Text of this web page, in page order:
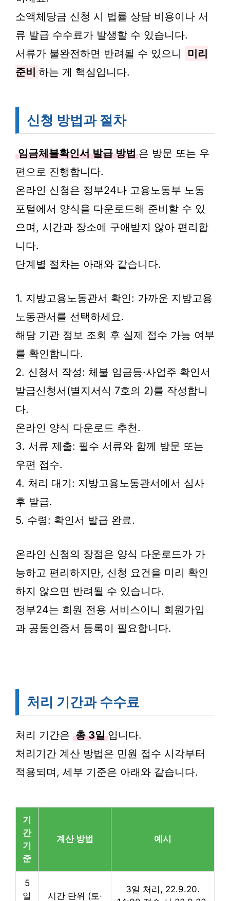
소액체당금 신청 시 법률 상담 비용이나 서
류 발급 수수료가 발생할 수 있습니다.
서류가 불완전하면 반려될 수 있으니
미리
준비 하는 게 핵심입니다.
신청 방법과 절차
임금체불확인서 발급 방법 은 방문 또는 우
편으로 진행합니다.
온라인 신청은 정부24나 고용노동부 노동
포털에서 양식을 다운로드해 준비할 수 있
으며, 시간과 장소에 구애받지 않아 편리합
니다.
단계별 절차는 아래와 같습니다.
1. 지방고용노동관서 확인: 가까운 지방고용
노동관서를 선택하세요.
해당 기관 정보 조회 후 실제 접수 가능 여부
를 확인합니다.
2. 신청서 작성: 체불 임금등·사업주 확인서
발급신청서(별지서식 7호의 2)를 작성합니
다.
온라인 양식 다운로드 추천.
3. 서류 제출: 필수 서류와 함께 방문 또는
우편 접수.
4. 처리 대기: 지방고용노동관서에서 심사
후 발급.
5. 수령: 확인서 발급 완료.
온라인 신청의 장점은 양식 다운로드가 가
능하고 편리하지만, 신청 요건을 미리 확인
하지 않으면 반려될 수 있습니다.
정부24는 회원 전용 서비스이니 회원가입
과 공동인증서 등록이 필요합니다.
처리 기간과 수수료
처리 기간은 총 3일 입니다.
처리기간 계산 방법은 민원 접수 시각부터
적용되며, 세부 기준은 아래와 같습니다.
기
간
기
준
계산 방법 예시
5
일
시간 단위 (토·
3일 처리, 22.9.20.